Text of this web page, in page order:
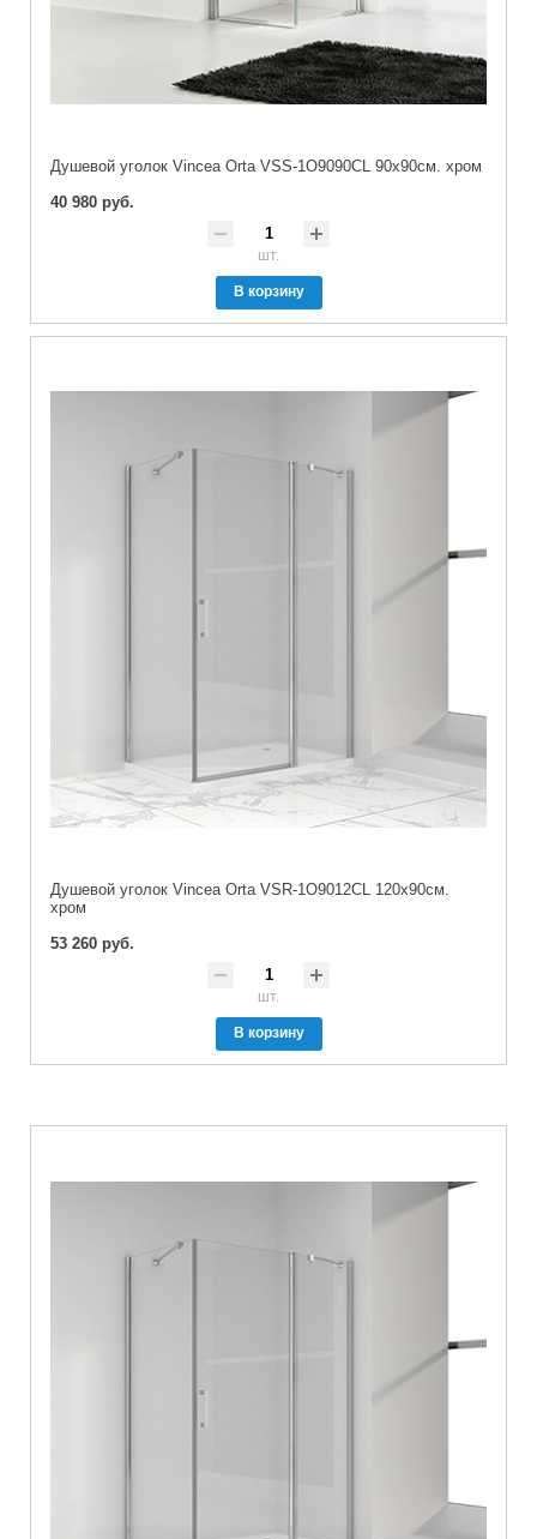
Душевой уголок Vincea Orta VSS-1O9090CL 90х90см. хром
40 980 руб.
шт.
В корзину
Душевой уголок Vincea Orta VSR-1O9012CL 120х90см.
хром
53 260 руб.
шт.
В корзину